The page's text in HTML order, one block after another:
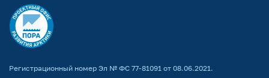
Регистрационный номер Эл № ФС 77-81091 от 08.06.2021.